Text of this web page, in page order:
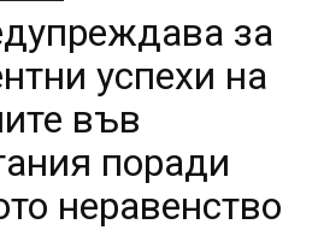
за
успехи на
във
поради
неравенство